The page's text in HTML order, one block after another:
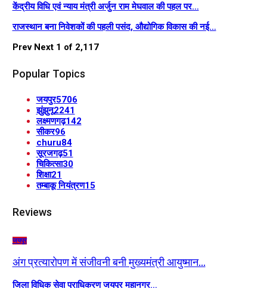
केंद्रीय विधि एवं न्याय मंत्री अर्जुन राम मेघवाल की पहल पर…
राजस्थान बना निवेशकों की पहली पसंद, औद्योगिक विकास की नई…
Prev Next 1 of 2,117
Popular Topics
जयपुर5706
झुंझुनू2241
लक्ष्मणगढ़142
सीकर96
churu84
सूरजगढ़51
चिकित्सा30
शिक्षा21
तम्बाकू नियंत्रण15
Reviews
जयपुर
अंग प्रत्यारोपण में संजीवनी बनी मुख्यमंत्री आयुष्मान…
जिला विधिक सेवा प्राधिकरण जयपुर महानगर…